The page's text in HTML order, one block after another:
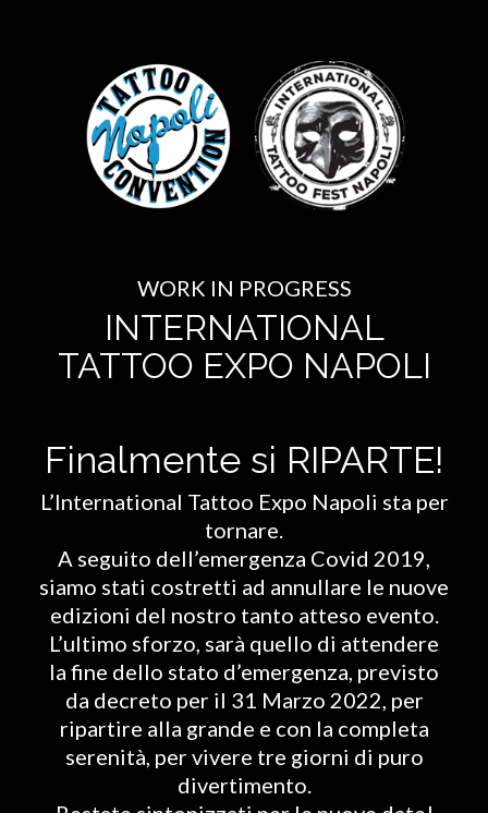
WORK IN PROGRESS
INTERNATIONAL
TATTOO EXPO NAPOLI
Finalmente si RIPARTE!
L’International Tattoo Expo Napoli sta per
tornare.
A seguito dell’emergenza Covid 2019,
siamo stati costretti ad annullare le nuove
edizioni del nostro tanto atteso evento.
L’ultimo sforzo, sarà quello di attendere
la fine dello stato d’emergenza, previsto
da decreto per il 31 Marzo 2022, per
ripartire alla grande e con la completa
serenità, per vivere tre giorni di puro
divertimento.